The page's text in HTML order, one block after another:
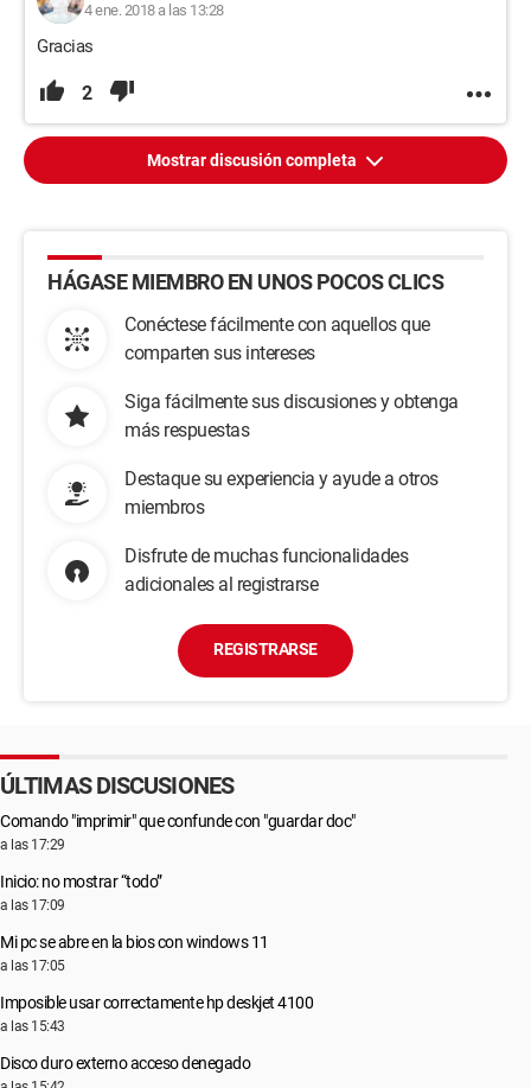
4 ene. 2018 a las 13:28
Gracias
2
Mostrar discusión completa
HÁGASE MIEMBRO EN UNOS POCOS CLICS
Conéctese fácilmente con aquellos que
comparten sus intereses
Siga fácilmente sus discusiones y obtenga
más respuestas
Destaque su experiencia y ayude a otros
miembros
Disfrute de muchas funcionalidades
adicionales al registrarse
REGISTRARSE
ÚLTIMAS DISCUSIONES
Comando "imprimir" que confunde con "guardar doc"
a las 17:29
Inicio: no mostrar “todo”
a las 17:09
Mi pc se abre en la bios con windows 11
a las 17:05
Imposible usar correctamente hp deskjet 4100
a las 15:43
Disco duro externo acceso denegado